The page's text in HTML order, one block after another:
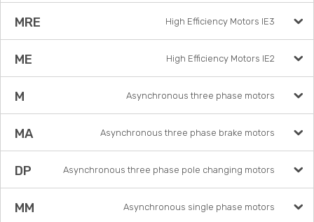
MRE High Efficiency Motors IE3
ME High Efficiency Motors IE2
M Asynchronous three phase motors
MA Asynchronous three phase brake motors
DP Asynchronous three phase pole changing motors
MM Asynchronous single phase motors